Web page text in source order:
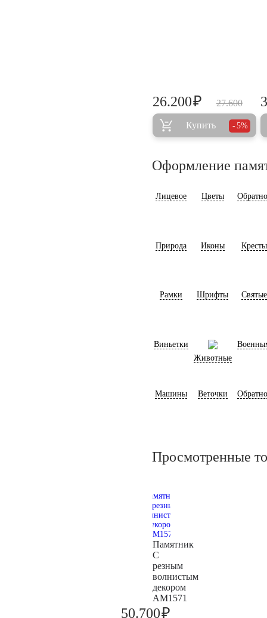
27.600
26.200₽
Купить 5%
Оформление
Лицевое Цветы
Природа Иконы Кресты
Рамки Шрифты Святые
Виньетки
Животные
Машины Веточки
Просмотренные
Памятник
С
резным
волнистым
декором
AM1571
50.700₽